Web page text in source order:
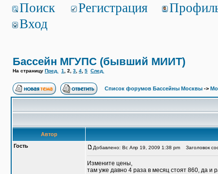
Поиск Регистрация
Вход
Бассейн МГУПС (бывший МИИТ)
На страницу Пред. 1 2 3 4 5 След.
Список форумов Бассейны Москвы ->
Автор
Гость
Добавлено: Вс Апр 19, 2009 1:38 pm Заголовок
Измените цены,
там уже давно 4 раза в месяц стоят 860, да и